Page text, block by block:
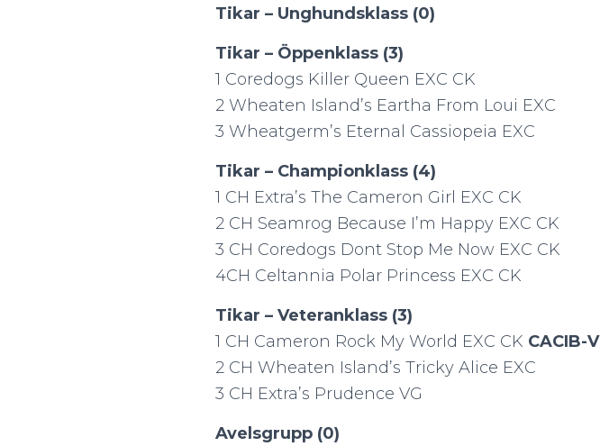
Tikar – Unghundsklass (0)
Tikar – Öppenklass (3)
1 Coredogs Killer Queen EXC CK
2 Wheaten Island’s Eartha From Loui EXC
3 Wheatgerm’s Eternal Cassiopeia EXC
Tikar – Championklass (4)
1 CH Extra’s The Cameron Girl EXC CK
2 CH Seamrog Because I’m Happy EXC CK
3 CH Coredogs Dont Stop Me Now EXC CK
4CH Celtannia Polar Princess EXC CK
Tikar – Veteranklass (3)
1 CH Cameron Rock My World EXC CK CACIB-V
2 CH Wheaten Island’s Tricky Alice EXC
3 CH Extra’s Prudence VG
Avelsgrupp (0)